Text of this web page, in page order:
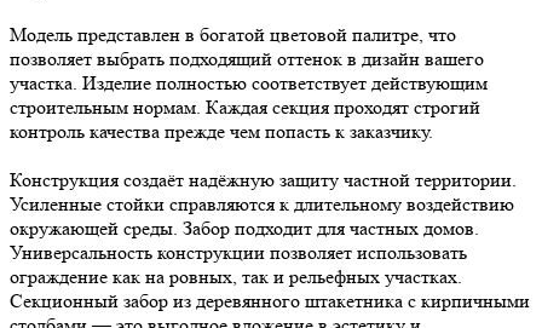
Модель представлен в богатой цветовой палитре, что
позволяет выбрать подходящий оттенок в дизайн вашего
участка. Изделие полностью соответствует действующим
строительным нормам. Каждая секция проходят строгий
контроль качества прежде чем попасть к заказчику.
Конструкция создаёт надёжную защиту частной территории.
Усиленные стойки справляются к длительному воздействию
окружающей среды. Забор подходит для частных домов.
Универсальность конструкции позволяет использовать
ограждение как на ровных, так и рельефных участках.
Секционный забор из деревянного штакетника с кирпичными